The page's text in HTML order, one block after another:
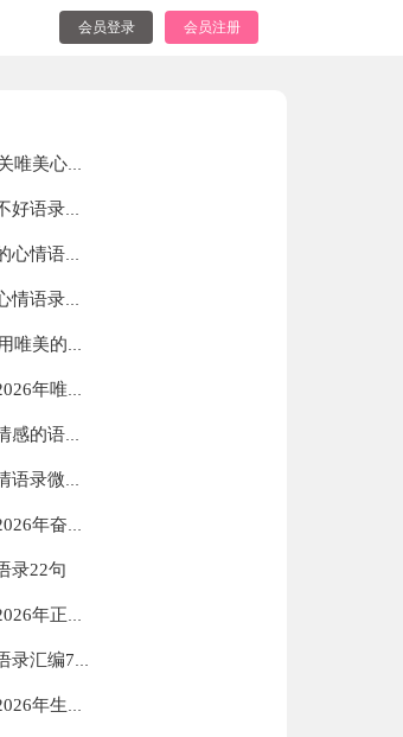
会员登录 会员注册
2026年有关唯美心情语录合集38句
精选心情不好语录大合集69条
有关唯美的心情语录98条
【精华】心情语录微博75句
2026年常用唯美的心情语录78句
【实用】2026年唯美的情感语录集合66句
【精华】情感的语录集锦36句
简单的心情语录微博集锦31句
【精华】2026年奋斗的励志语录集合38句
录22句
【推荐】2026年正能量励志的语录汇总56条
心情不好语录汇编79条
【实用】2026年生活励志语录集锦83句